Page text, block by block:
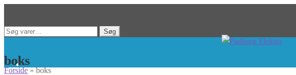
Spring
navigation
Spring
indhold
Søg
Søg
Forside»boks
boks